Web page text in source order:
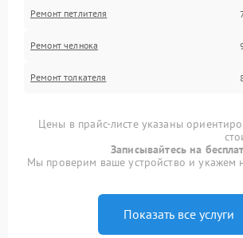
Ремонт петлителя
Ремонт челнока
Ремонт толкателя
Цены в прайс-листе указаны
Записывайтесь на
Мы проверим ваше устройство и укажем
Показать все услуги